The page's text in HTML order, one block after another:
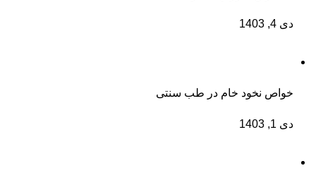
دی 4, 1403
خواص نخود خام در طب سنتی
دی 1, 1403